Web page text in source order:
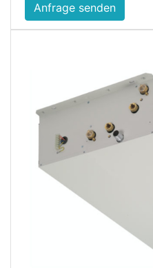
Anfrage senden